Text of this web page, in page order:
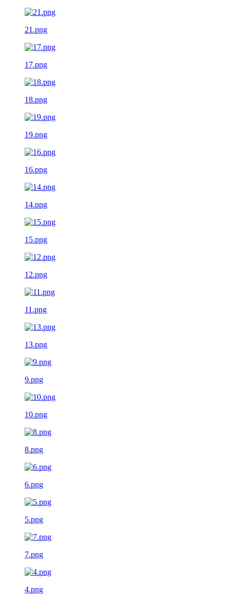
21.png
17.png
18.png
19.png
16.png
14.png
15.png
12.png
11.png
13.png
9.png
10.png
8.png
6.png
5.png
7.png
4.png